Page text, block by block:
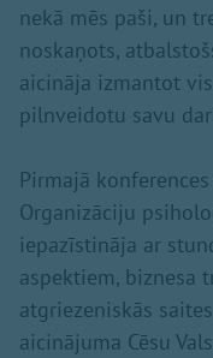
nekā mēs paši, un
noskaņots,
aicināja izmantot
pilnveidotu savu
Pirmajā
Organizāciju
iepazīstināja ar
aspektiem, biznesa
atgriezeniskās
aicinājuma Cēsu